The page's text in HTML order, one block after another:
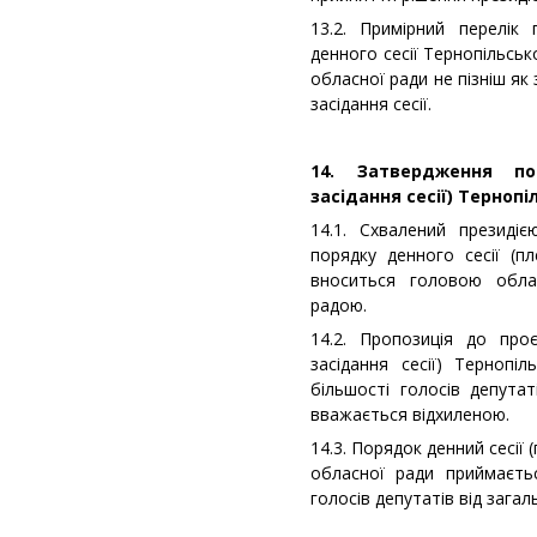
13.2. Примірний
денного сесії
обласної ради не пізніш
засідання сесії.
14. Затвердження
засідання сесії)
14.1. Схвалений
порядку денного сесії
вноситься головою
радою.
14.2. Пропозиція до
засідання сесії)
більшості голосів
вважається відхиленою.
14.3. Порядок денний сесії
обласної ради
голосів депутатів від